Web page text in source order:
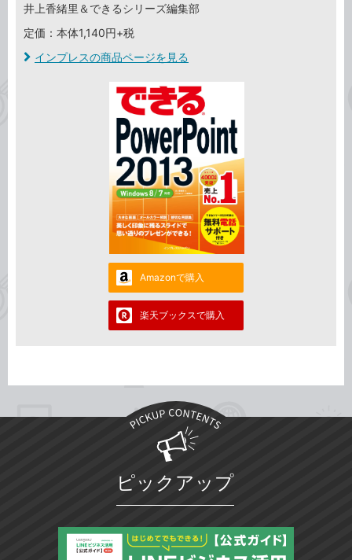
井上香緒里＆できるシリーズ編集部
定価：本体1,140円+税
インプレスの商品ページを見る
Amazonで購入
楽天ブックスで購入
ピックアップ